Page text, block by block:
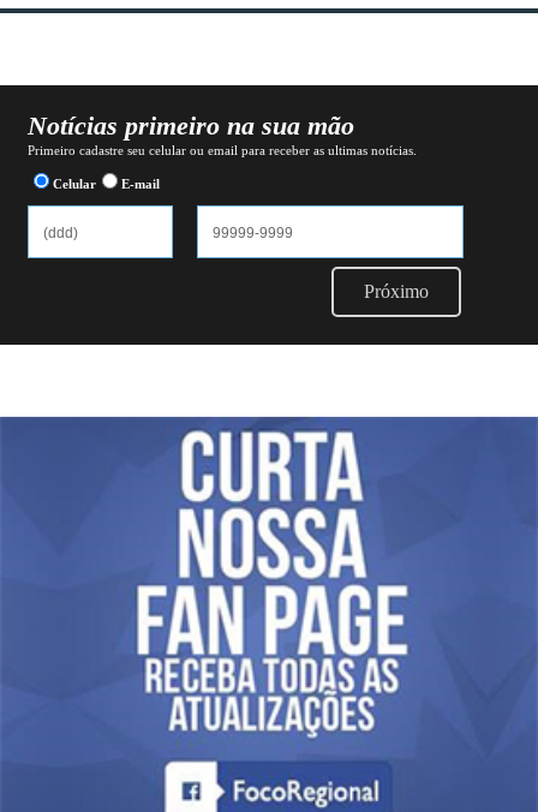
Notícias primeiro na sua mão
Primeiro cadastre seu celular ou email para receber as ultimas notícias.
Celular E-mail
Próximo